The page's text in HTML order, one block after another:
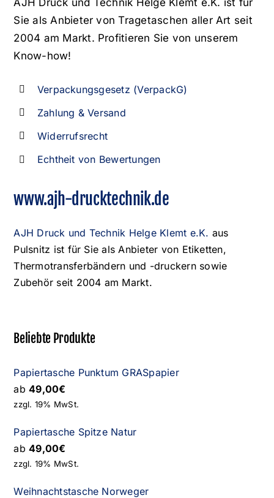
Sie als Anbieter von Tragetaschen aller Art seit
2004 am Markt. Profitieren Sie von unserem
Know-how!
Verpackungsgesetz (VerpackG)
Zahlung & Versand
Widerrufsrecht
Echtheit von Bewertungen
www.ajh-drucktechnik.de
AJH Druck und Technik Helge Klemt e.K. aus
Pulsnitz ist für Sie als Anbieter von Etiketten,
Thermotransferbändern und -druckern sowie
Zubehör seit 2004 am Markt.
Beliebte Produkte
Papiertasche Punktum GRASpapier
ab49,00€
zzgl. 19% MwSt.
Papiertasche Spitze Natur
ab49,00€
zzgl. 19% MwSt.
Weihnachtstasche Norweger